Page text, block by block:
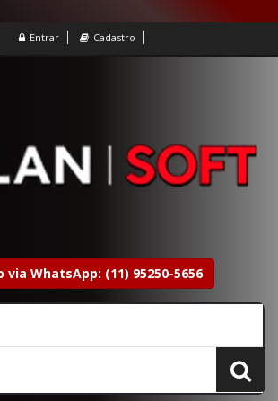
Entrar Cadastro
via WhatsApp: (11) 95250-5656